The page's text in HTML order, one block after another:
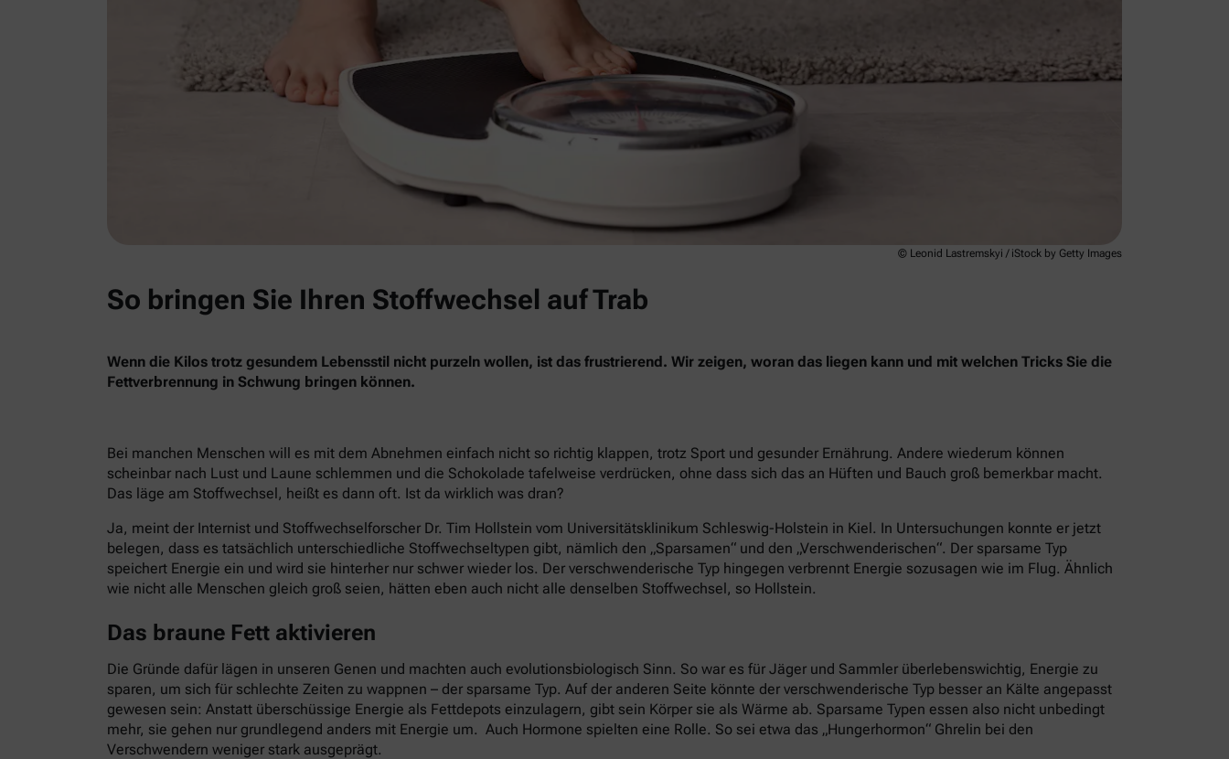
© Leonid Lastremskyi / iStock by Getty Images
So bringen Sie Ihren Stoffwechsel auf Trab
Wenn die Kilos trotz gesundem Lebensstil nicht purzeln wollen, ist das frustrierend. Wir zeigen, woran das liegen kann und mit welchen Tricks Sie die
Fettverbrennung in Schwung bringen können.
Bei manchen Menschen will es mit dem Abnehmen einfach nicht so richtig klappen, trotz Sport und gesunder Ernährung. Andere wiederum können
scheinbar nach Lust und Laune schlemmen und die Schokolade tafelweise verdrücken, ohne dass sich das an Hüften und Bauch groß bemerkbar macht.
Das läge am Stoffwechsel, heißt es dann oft. Ist da wirklich was dran?
Ja, meint der Internist und Stoffwechselforscher Dr. Tim Hollstein vom Universitätsklinikum Schleswig-Holstein in Kiel. In Untersuchungen konnte er jetzt
belegen, dass es tatsächlich unterschiedliche Stoffwechseltypen gibt, nämlich den „Sparsamen“ und den „Verschwenderischen“. Der sparsame Typ
speichert Energie ein und wird sie hinterher nur schwer wieder los. Der verschwenderische Typ hingegen verbrennt Energie sozusagen wie im Flug. Ähnlich
wie nicht alle Menschen gleich groß seien, hätten eben auch nicht alle denselben Stoffwechsel, so Hollstein.
Das braune Fett aktivieren
Die Gründe dafür lägen in unseren Genen und machten auch evolutionsbiologisch Sinn. So war es für Jäger und Sammler überlebenswichtig, Energie zu
sparen, um sich für schlechte Zeiten zu wappnen – der sparsame Typ. Auf der anderen Seite könnte der verschwenderische Typ besser an Kälte angepasst
gewesen sein: Anstatt überschüssige Energie als Fettdepots einzulagern, gibt sein Körper sie als Wärme ab. Sparsame Typen essen also nicht unbedingt
mehr, sie gehen nur grundlegend anders mit Energie um. Auch Hormone spielten eine Rolle. So sei etwa das „Hungerhormon“ Ghrelin bei den
Verschwendern weniger stark ausgeprägt.